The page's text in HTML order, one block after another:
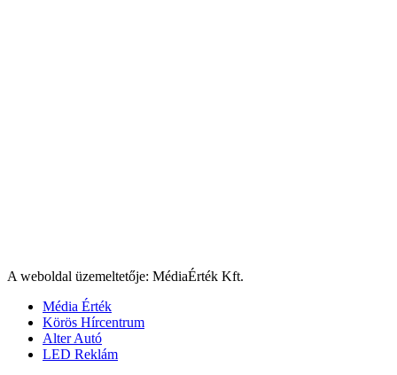
A weboldal üzemeltetője: MédiaÉrték Kft.
Média Érték
Körös Hírcentrum
Alter Autó
LED Reklám